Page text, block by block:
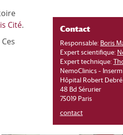
Cité.
Contact
Responsable: Boris
Expert scientifique:
Expert technique:
NemoClinics – Inserm
Hôpital Robert Debré
48 Bd Sérurier
75019 Paris
contact